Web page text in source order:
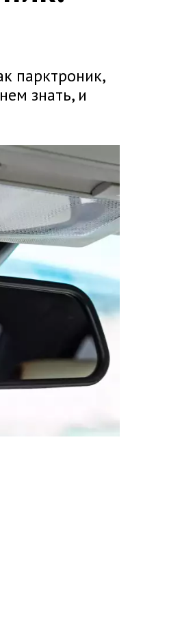
парктроник,
знать, и